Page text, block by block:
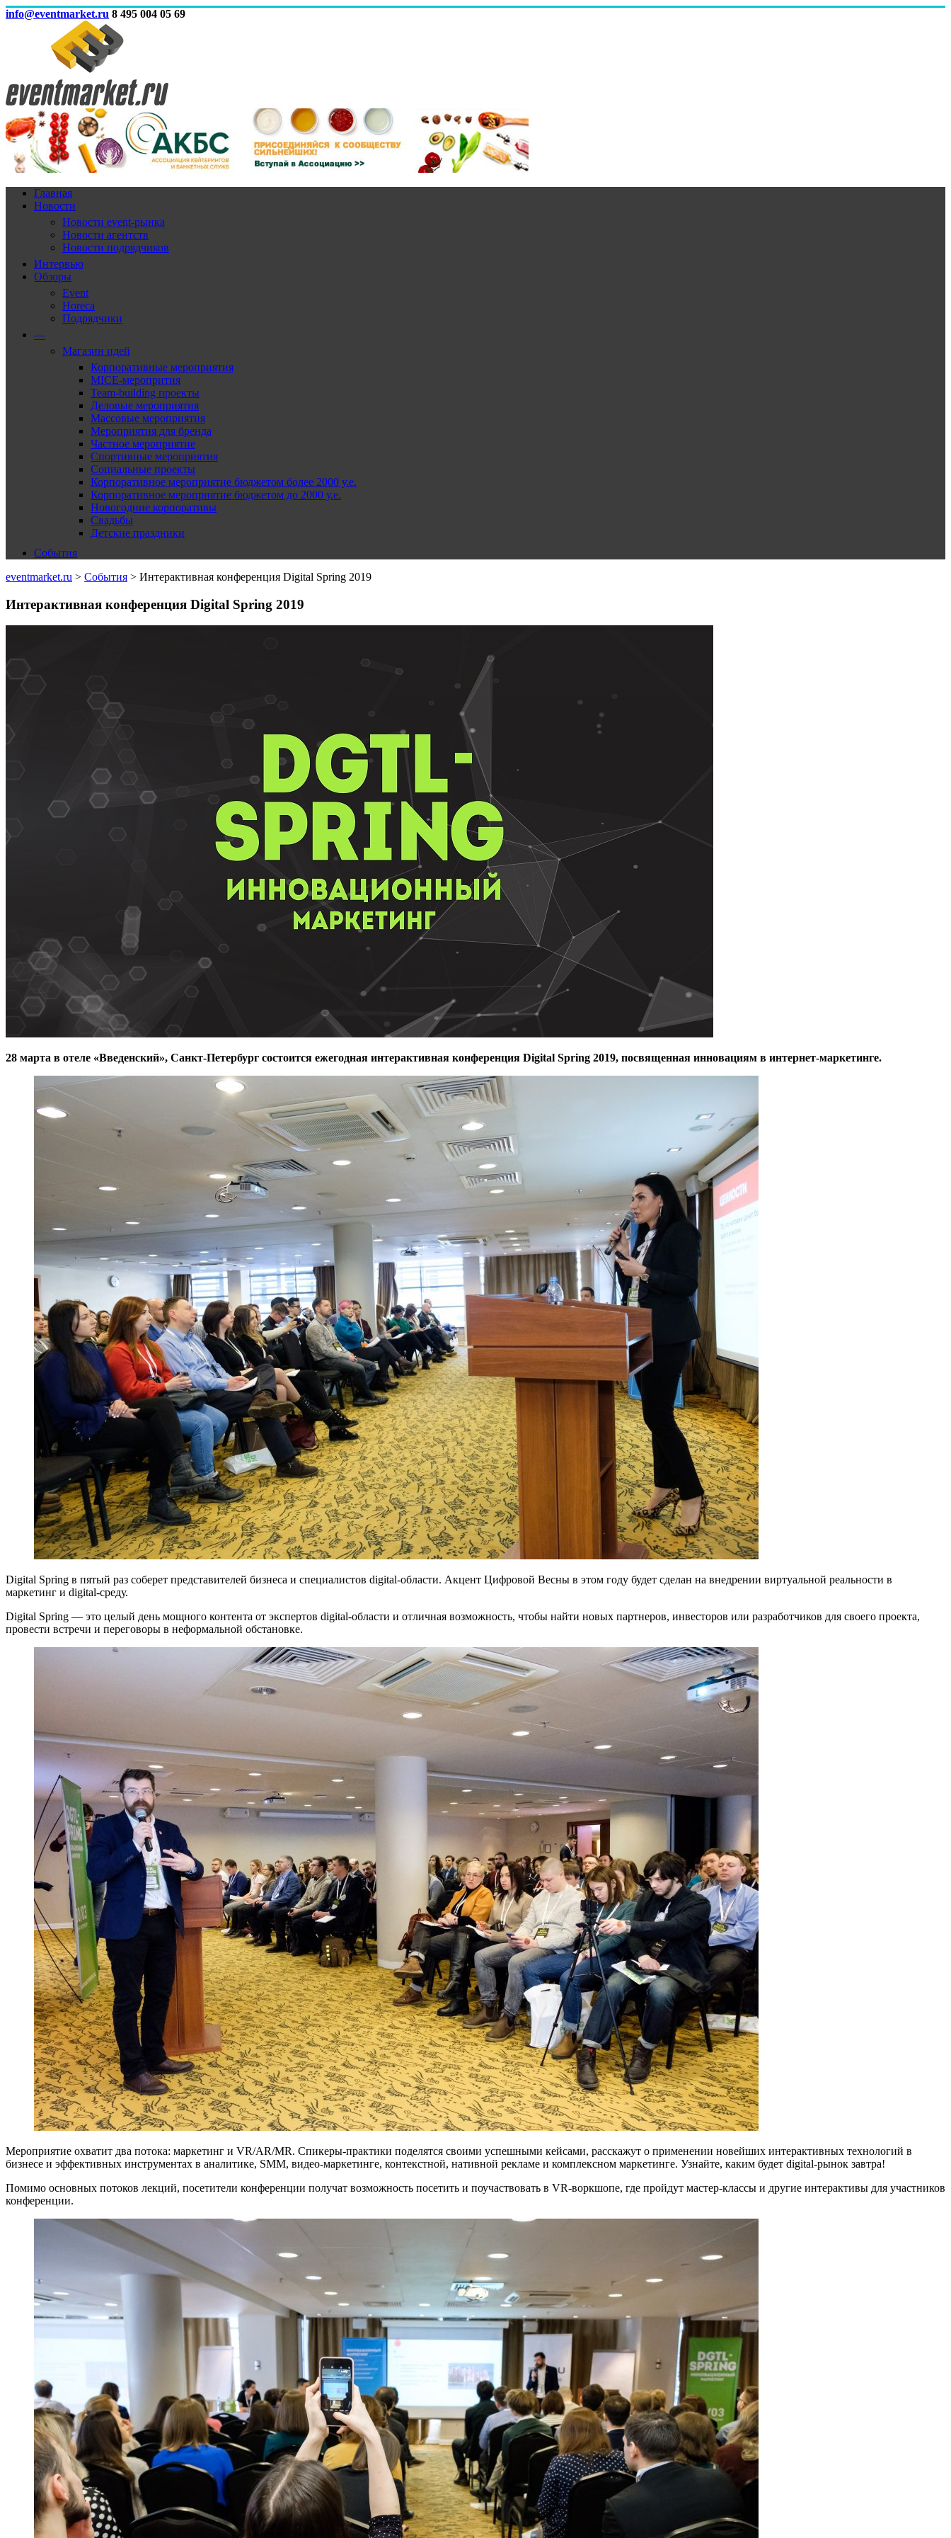
info@eventmarket.ru 8 495 004 05 69
Главная
Новости
Новости event-рынка
Новости агентств
Новости подрядчиков
Интервью
Обзоры
Event
Horeca
Подрядчики
—
Магазин идей
Корпоративные мероприятия
MICE-меропрития
Team-building проекты
Деловые мероприятия
Массовые мероприятия
Мероприятия для бренда
Частное мероприятие
Спортивные мероприятия
Социальные проекты
Корпоративное мероприятие бюджетом более 2000 у.е.
Корпоративное мероприятие бюджетом до 2000 у.е.
Новогодние корпоративы
Свадьбы
Детские праздники
События
eventmarket.ru > События > Интерактивная конференция Digital Spring 2019
Интерактивная конференция Digital Spring 2019
28 марта в отеле «Введенский», Санкт-Петербург состоится ежегодная интерактивная конференция Digital Spring 2019, посвященная инновациям в интернет-маркетинге.
Digital Spring в пятый раз соберет представителей бизнеса и специалистов digital-области. Акцент Цифровой Весны в этом году будет сделан на внедрении виртуальной реальности в
маркетинг и digital-среду.
Digital Spring — это целый день мощного контента от экспертов digital-области и отличная возможность, чтобы найти новых партнеров, инвесторов или разработчиков для своего проекта,
провести встречи и переговоры в неформальной обстановке.
Мероприятие охватит два потока: маркетинг и VR/AR/MR. Спикеры-практики поделятся своими успешными кейсами, расскажут о применении новейших интерактивных технологий в
бизнесе и эффективных инструментах в аналитике, SMM, видео-маркетинге, контекстной, нативной рекламе и комплексном маркетинге. Узнайте, каким будет digital-рынок завтра!
Помимо основных потоков лекций, посетители конференции получат возможность посетить и поучаствовать в VR-воркшопе, где пройдут мастер-классы и другие интерактивы для участников
конференции.